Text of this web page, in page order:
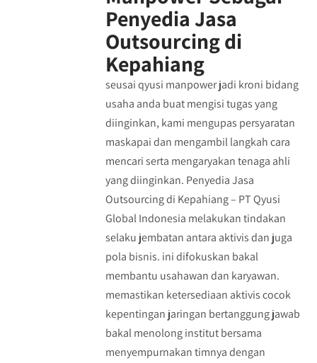
Penyedia Jasa
Outsourcing di
Kepahiang
seusai qyusi manpower jadi kroni bidang
usaha anda buat mengisi tugas yang
diinginkan, kami mengupas persyaratan
maskapai dan mengambil langkah cara
mencari serta mengaryakan tenaga ahli
yang diinginkan. Penyedia Jasa
Outsourcing di Kepahiang – PT Qyusi
Global Indonesia melakukan tindakan
selaku jembatan antara aktivis dan juga
pola bisnis. ini difokuskan bakal
membantu usahawan dan karyawan.
memastikan ketersediaan aktivis cocok
kepentingan jaringan bertanggung jawab
bakal menolong institut bersama
menyempurnakan timnya dengan